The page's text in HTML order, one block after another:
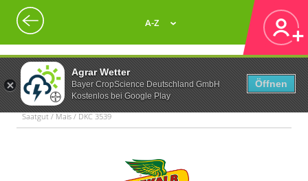
Agrar Wetter
Bayer CropScience Deutschland GmbH
Kostenlos bei Google Play
Öffnen
A-Z
Saatgut / Mais / DKC 3539